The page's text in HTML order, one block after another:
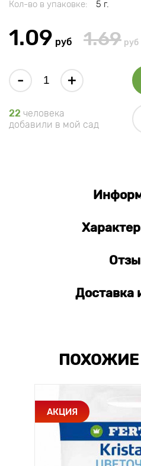
Кол-во в упаковке:
5 г.
1.09 руб 1.69 руб
- +
22 человека
добавили в мой сад
Доставка
АКЦИЯ